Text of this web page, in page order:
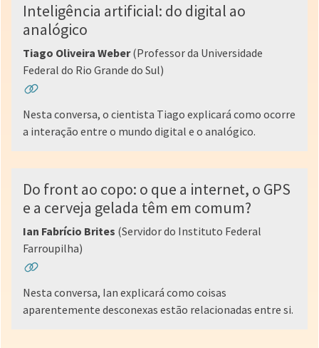
Inteligência artificial: do digital ao
analógico
Tiago Oliveira Weber(Professor da Universidade
Federal do Rio Grande do Sul)
Nesta conversa, o cientista Tiago explicará como ocorre
a interação entre o mundo digital e o analógico.
Do front ao copo: o que a internet, o GPS
e a cerveja gelada têm em comum?
Ian Fabrício Brites (Servidor do Instituto Federal
Farroupilha)
Nesta conversa, Ian explicará como coisas
aparentemente desconexas estão relacionadas entre si.